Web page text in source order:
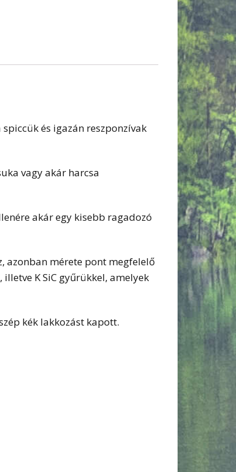
és igazán reszponzívak
vagy akár harcsa
akár egy kisebb ragadozó
azonban mérete pont megfelelő
K SiC gyűrükkel, amelyek
kék lakkozást kapott.